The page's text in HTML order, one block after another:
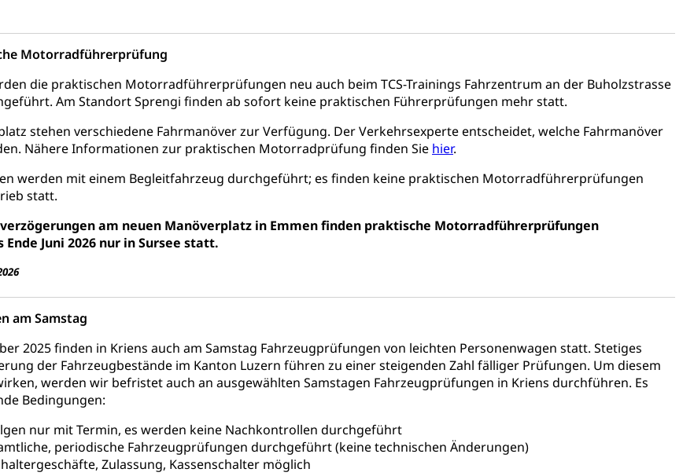
Motorradführerprüfung
die praktischen Motorradführerprüfungen neu auch beim TCS-Trainings Fahrzentrum an der Buholzstrasse
Am Standort Sprengi finden ab sofort keine praktischen Führerprüfungen mehr statt.
stehen verschiedene Fahrmanöver zur Verfügung. Der Verkehrsexperte entscheidet, welche Fahrmanöver
Nähere Informationen zur praktischen Motorradprüfung finden Sie hier.
werden mit einem Begleitfahrzeug durchgeführt; es finden keine praktischen Motorradführerprüfungen
statt.
am neuen Manöverplatz in Emmen finden praktische Motorradführerprüfungen
Juni 2026 nur in Sursee statt.
am Samstag
2025 finden in Kriens auch am Samstag Fahrzeugprüfungen von leichten Personenwagen statt. Stetiges
der Fahrzeugbestände im Kanton Luzern führen zu einer steigenden Zahl fälliger Prüfungen. Um diesem
werden wir befristet auch an ausgewählten Samstagen Fahrzeugprüfungen in Kriens durchführen. Es
Bedingungen:
nur mit Termin, es werden keine Nachkontrollen durchgeführt
periodische Fahrzeugprüfungen durchgeführt (keine technischen Änderungen)
Zulassung, Kassenschalter möglich
Gleichstellung
Gerichtsverfahren
Aufgaben und Verfahren
Zahlungsunfähigkeit, Pfändung
Betreibungsämter Betreibungsverfahren
und Wahlrecht, Stimmrecht, Abstimmungen, Wahlen, politische Parteien, Grundfreiheiten, Pluralismus
Kopfsteuer, Personalsteuer, Haushaltssteuer, Vermögenssteuer, Verrechnungssteuer, Quellensteuer,
Liegenschaftssteuer, Handänderungssteuer, Grundsteuer, Kirchensteuer, Gewerbesteuer, Vergnügungssteuer,
Verkehrssteuer, Erbschaftssteuer, Schenkungssteuer, Gewinn- und Kapitalsteuer
(Volksschulen)
SEG
Gleichberechtigung
vor Diskriminierung (fabia) Schutz vor Diskriminierung
Strafverfahren
Gerichtsverfahren, Strafregistereintrag, Strafregisterauszug, Kriminalität
Strafregisterauszug bestellen (EJPD)